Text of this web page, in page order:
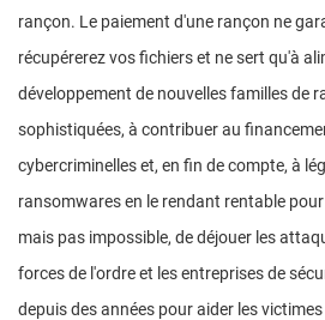
rançon. Le paiement d'une rançon ne
récupérerez vos fichiers et ne sert qu'à
développement de nouvelles familles de
sophistiquées, à contribuer au
cybercriminelles et, en fin de compte, à
ransomwares en le rendant rentable
mais pas impossible, de déjouer les
forces de l'ordre et les entreprises de
depuis des années pour aider les